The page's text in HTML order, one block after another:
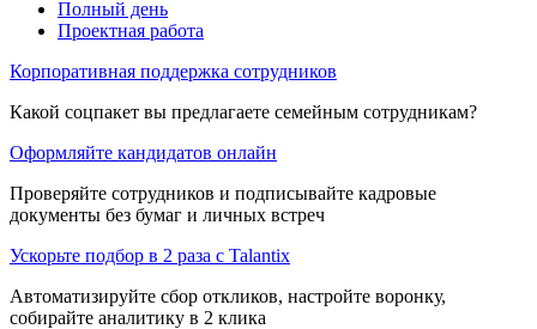
Полный день
Проектная работа
Корпоративная поддержка сотрудников
Какой соцпакет вы предлагаете семейным сотрудникам?
Оформляйте кандидатов онлайн
Проверяйте сотрудников и подписывайте кадровые
документы без бумаг и личных встреч
Ускорьте подбор в 2 раза с Talantix
Автоматизируйте сбор откликов, настройте воронку,
собирайте аналитику в 2 клика